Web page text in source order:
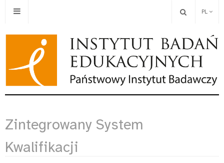
PL
Zintegrowany System
Kwalifikacji